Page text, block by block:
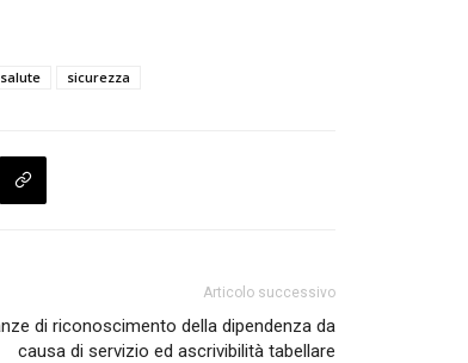
salute sicurezza
Articolo successivo
di riconoscimento della dipendenza da
causa di servizio ed ascrivibilità tabellare